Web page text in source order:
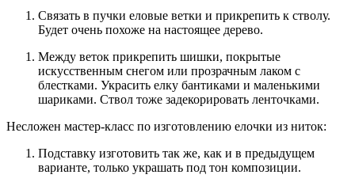
Связать в пучки еловые ветки и прикрепить к стволу.
Будет очень похоже на настоящее дерево.
Между веток прикрепить шишки, покрытые
искусственным снегом или прозрачным лаком с
блестками. Украсить елку бантиками и маленькими
шариками. Ствол тоже задекорировать ленточками.
Несложен мастер-класс по изготовлению елочки из ниток:
Подставку изготовить так же, как и в предыдущем
варианте, только украшать под тон композиции.